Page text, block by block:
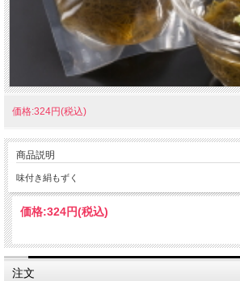
価格:324円(税込)
商品説明
味付き絹もずく
価格:324円(税込)
注文